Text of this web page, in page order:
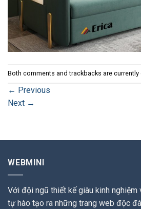
Both comments and trackbacks are currently
← Previous
Next →
WEBMINI
Với đội ngũ thiết kế giàu kinh nghiệm
tự hào tạo ra những trang web độc